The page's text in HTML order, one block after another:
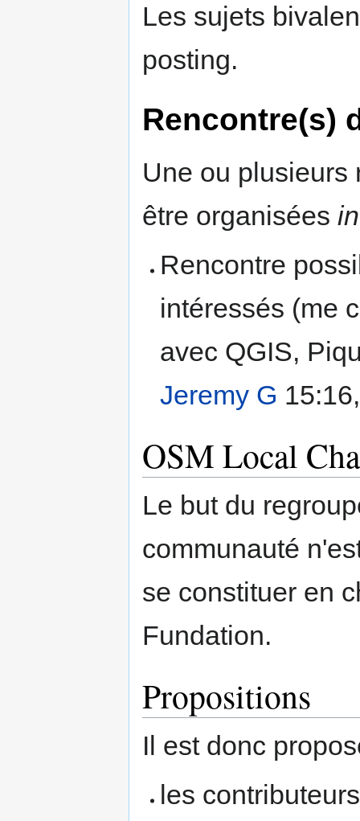
Les sujets
posting.
Rencontre(s)
Une ou plusieurs
être organisées
Rencontre
intéressés (me
avec QGIS,
Jeremy G
OSM Local
Le but du
communauté
se constituer en
Fundation.
Propositions
Il est donc
les